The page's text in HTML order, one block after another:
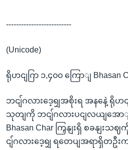
--------------------------
(Unicode)
ရိုဟငျဂြာ ၁,၄၀၀ ကြောျ Bhasan
ဘငျ်ဂလားဒေ့ရျှအစိုးရ အနနေဲ့ ရိုဟ
သုတျကို ဘငျ်ဂလားပငျလယျအောျ
Bhasan Char ကြှနျးရှိ စခနျ
ငျ်ဂလားဒေ့ရျှ ရတေပျအရာရှိတဦး